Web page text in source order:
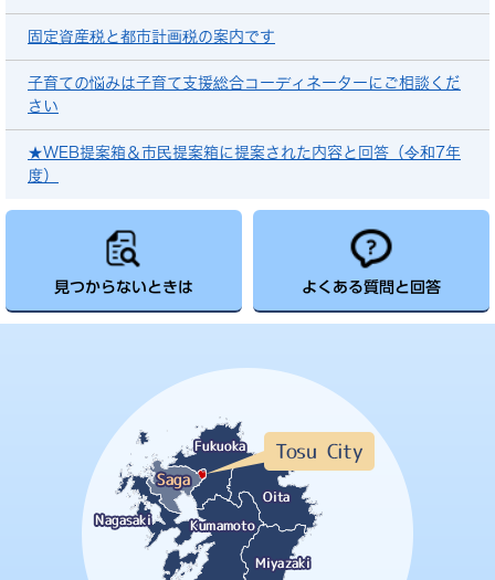
固定資産税と都市計画税の案内です
子育ての悩みは子育て支援総合コーディネーターにご相談くだ
さい
★WEB提案箱＆市民提案箱に提案された内容と回答（令和7年
度）
見つからないときは よくある質問と回答